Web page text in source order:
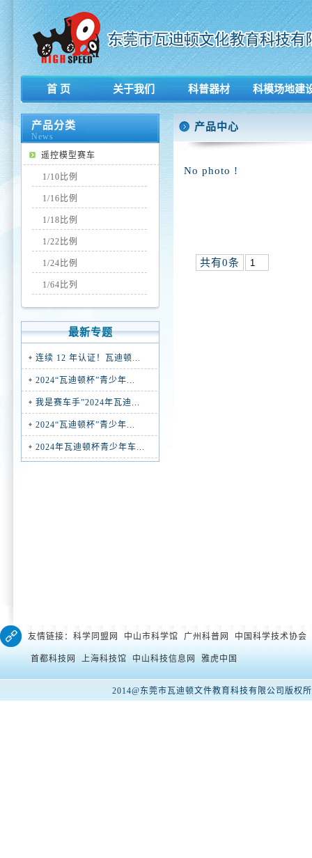
首 页 关于我们 科普器材 科模场地建
产品分类
News
遥控模型赛车
1/10比例
1/16比例
1/18比例
1/22比例
1/24比例
1/64比列
最新专题
连续 12 年认证！瓦迪顿...
2024“瓦迪顿杯”青少年...
我是赛车手”2024年瓦迪...
2024“瓦迪顿杯”青少年...
2024年瓦迪顿杯青少年车...
产品中心
No photo !
共有0条
友情链接：科学同盟网 中山市科学馆 广州科普网 中国科学技术协
首都科技网 上海科技馆 中山科技信息网 雅虎中国
2014@东莞市瓦迪顿文件教育科技有限公司版权